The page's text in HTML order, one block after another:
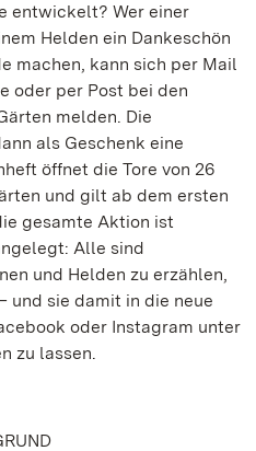
entwickelt? Wer einer
Helden ein Dankeschön
machen, kann sich per Mail
oder per Post bei den
melden. Die
als Geschenk eine
öffnet die Tore von 26
und gilt ab dem ersten
gesamte Aktion ist
Alle sind
und Helden zu erzählen,
und sie damit in die neue
oder Instagram unter
zu lassen.